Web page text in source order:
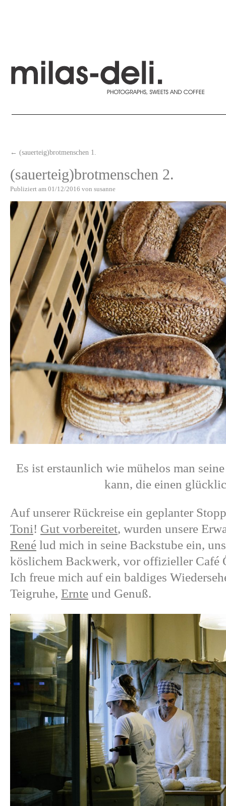
← (sauerteig)brotmenschen 1.
(sauerteig)brotmenschen 2.
Publiziert am 01/12/2016 von susanne
Es ist erstaunlich wie mühelos man
kann, die einen
Auf unserer Rückreise ein geplanter
Toni! Gut vorbereitet, wurden unsere
René lud mich in seine Backstube ein,
köslichem Backwerk, vor offizieller Café
Ich freue mich auf ein baldiges
Teigruhe, Ernte und Genuß.